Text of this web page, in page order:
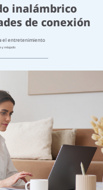
inalámbrico
de conexión
el entretenimiento
y relajado